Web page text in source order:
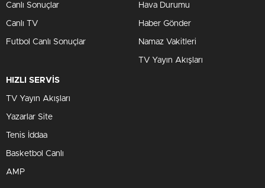
Canlı Sonuçlar
Canlı TV
Futbol Canlı Sonuçlar
Hava Durumu
Haber Gönder
Namaz Vakitleri
TV Yayın Akışları
HIZLI SERVİS
TV Yayın Akışları
Yazarlar Site
Tenis İddaa
Basketbol Canlı
AMP